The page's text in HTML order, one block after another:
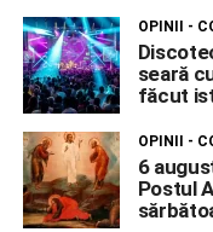
OPINII -
seară
făcut
OPINII -
6
Postul